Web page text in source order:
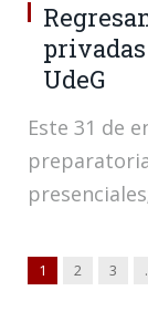
UdeG
Este 31 de
1 2 3